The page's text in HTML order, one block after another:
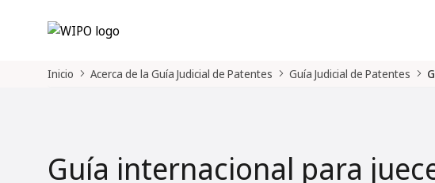
Inicio Acerca de la Guía Judicial de Patentes Guía Judicial de Patentes
Guía internacional para